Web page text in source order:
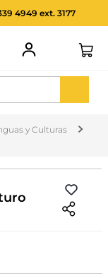
4949 ext. 3177
y Culturas